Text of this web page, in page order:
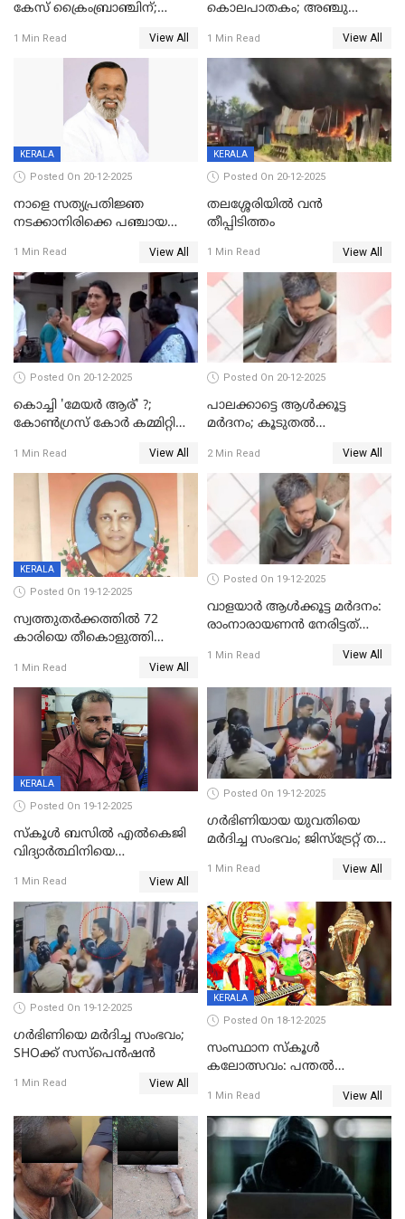
കേസ് ക്രൈംബ്രാഞ്ചിന്;
അന്വേഷിക്കും
1 Min Read View All
കൊലപാതകം; അഞ്ചു
കഴുത്തുഞെരിച്ച് കൊന്നു
1 Min Read View All
KERALA
Posted On 20-12-2025
നാളെ സത്യപ്രതിജ്ഞ
നടക്കാനിരിക്കെ പഞ്ചായത്ത്
1 Min Read View All
KERALA
Posted On 20-12-2025
തലശ്ശേരിയിൽ വൻ
തീപ്പിടിത്തം
1 Min Read View All
Posted On 20-12-2025
കൊച്ചി 'മേയർ ആര്' ?;
കോണ്‍ഗ്രസ് കോര്‍ കമ്മിറ്റി
1 Min Read View All
Posted On 20-12-2025
പാലക്കാട്ടെ ആള്‍ക്കൂട്ട
മര്‍ദനം; കൂടുതല്‍
അംഗ സംഘമെന്ന് വിവരം
2 Min Read View All
KERALA
Posted On 19-12-2025
സ്വത്തുതര്‍ക്കത്തില്‍ 72
കാരിയെ തീകൊളുത്തി
ക്രൂരകൊലപാതകത്തില്‍
സഹോദരിപുത്രന് ജീവപര്യന്തം
1 Min Read View All
Posted On 19-12-2025
വാളയാർ ആൾക്കൂട്ട മർദനം:
രാംനാരായണൻ നേരിട്ടത്
നാൽപ്പതിലേറെ
റിപ്പോർട്ട്
1 Min Read View All
KERALA
Posted On 19-12-2025
സ്കൂൾ ബസിൽ എൽകെജി
വിദ്യാര്‍ത്ഥിനിയെ
ക്ലീനര്‍ പിടിയിൽ
1 Min Read View All
Posted On 19-12-2025
ഗര്‍ഭിണിയായ യുവതിയെ
മര്‍ദിച്ച സംഭവം; ജിസ്‌ട്രേറ്റ് തല
യുവതി
1 Min Read View All
Posted On 19-12-2025
ഗര്‍ഭിണിയെ മർദിച്ച സംഭവം;
SHOക്ക് സസ്പെൻഷൻ
1 Min Read View All
KERALA
Posted On 18-12-2025
സംസ്ഥാന സ്കൂൾ
കലോത്സവം: പന്തൽ
1 Min Read View All